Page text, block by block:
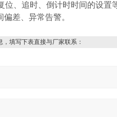
位、追时、倒计时时间的设置
差、异常告警。
填写下表直接与厂家联系：